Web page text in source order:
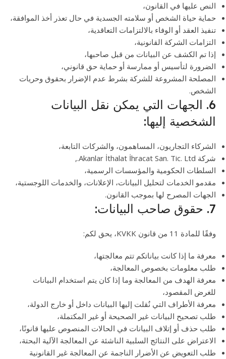
النص عليها في القانون،
حماية حياة الشخص أو سلامته الجسدية في حال تعذر أخذ الموافقة،
تنفيذ العقد أو الوفاء بالالتزامات التعاقدية،
التزامات الشركة القانونية،
إذا تم الكشف عن البيانات من قبل صاحبها،
الضرورة لتأسيس أو ممارسة أو حماية حق قانوني،
المصلحة المشروعة للشركة بشرط عدم الإضرار بحقوق وحريات
الشخص.
6. الجهات التي يمكن نقل البيانات
الشخصية إليها:
الشركاء التجاريون، المساهمون، والشركات التابعة،
شركة Akanlar İthalat İhracat San. Tic. Ltd.,
السلطات الحكومية والمؤسسات الرسمية،
مقدمو الخدمات لتحليل البيانات، الإعلانات، والخدمات اللوجستية،
الجهات المصرح لها بموجب القانون.
7. حقوق صاحب البيانات:
وفقًا للمادة 11 من قانون KVKK، يحق لكم:
معرفة ما إذا كانت بياناتكم تتم معالجتها،
طلب معلومات بخصوص المعالجة،
معرفة الهدف من المعالجة وما إذا كان يتم استخدام البيانات
للغرض المقصود،
معرفة الأطراف التي نُقلت إليها البيانات داخل أو خارج الدولة،
طلب تصحيح البيانات غير الصحيحة أو غير المكتملة،
طلب حذف أو إتلاف البيانات في الحالات المنصوص عليها قانونًا،
الاعتراض على النتائج السلبية الناشئة عن المعالجة الآلية البحتة،
طلب التعويض عن الأضرار الناجمة عن المعالجة غير القانونية